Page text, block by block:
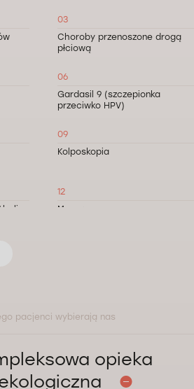
03
Choroby przenoszone drogą
płciową
06
Gardasil 9 (szczepionka
przeciwko HPV)
09
Kolposkopia
12
Menopauza
pacjenci wybierają nas
opieka